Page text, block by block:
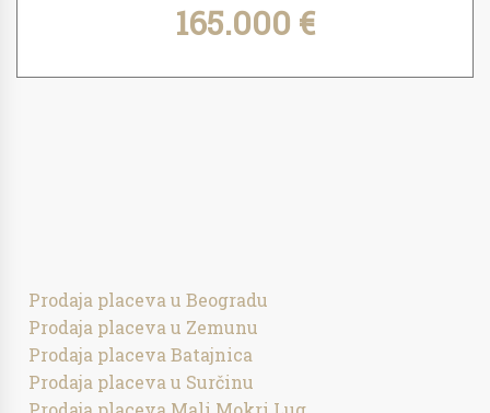
165.000 €
Prodaja placeva u Beogradu
Prodaja placeva u Zemunu
Prodaja placeva Batajnica
Prodaja placeva u Surčinu